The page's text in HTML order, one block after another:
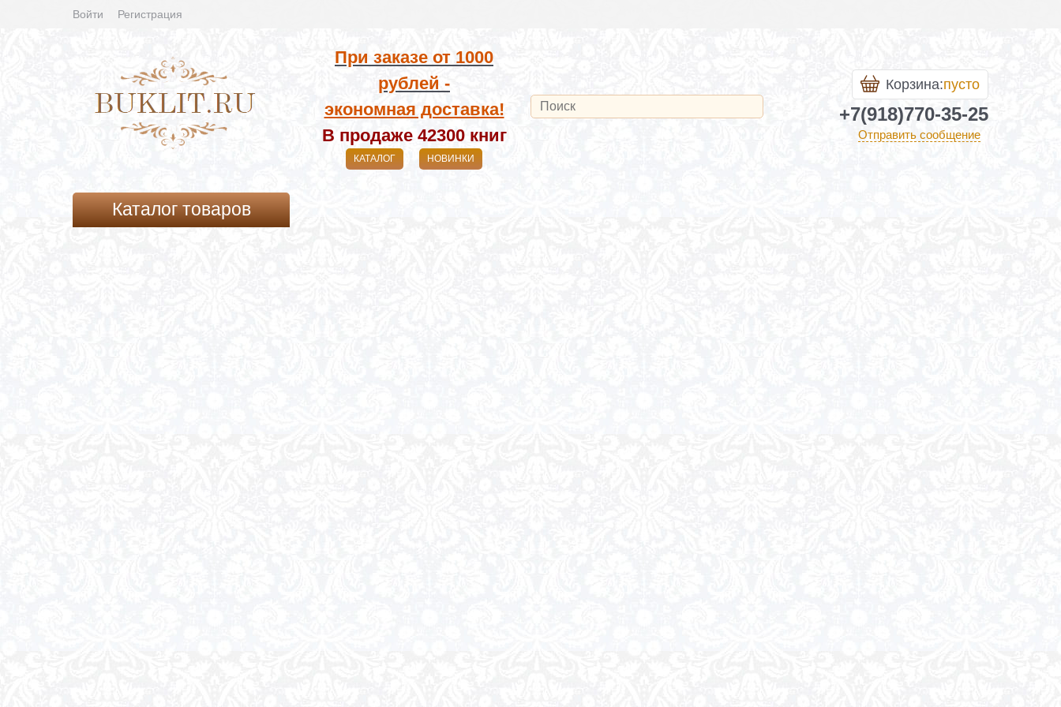
Войти Регистрация
При заказе от 1000
рублей -
экономная доставка!
В продаже 42300 книг
КАТАЛОГ НОВИНКИ
Корзина:пусто
+7(918)770-35-25
Отправить сообщение
Каталог товаров